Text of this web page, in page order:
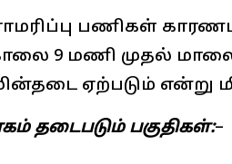
பணிகள்
9 மணி முதல்
ஏற்படும் என்று
தடைபடும் பகுதிகள்:–